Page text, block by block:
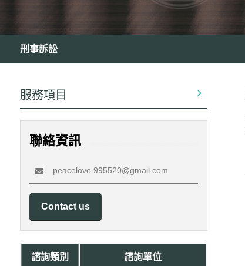
刑事訴訟
服務項目
聯絡資訊
peacelove.995520@gmail.com
Contact us
諮詢類別 諮詢單位